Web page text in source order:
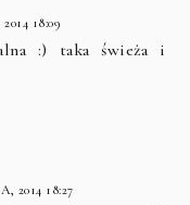
18:09
:) taka świeża i
2014 18:27